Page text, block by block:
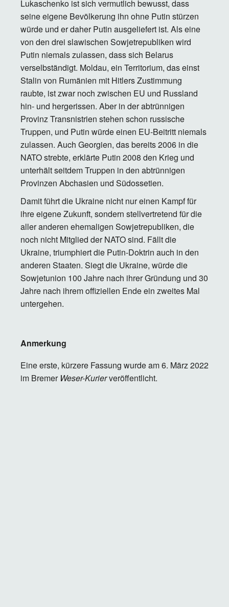
Lukaschenko ist sich vermutlich bewusst, dass
seine eigene Bevölkerung ihn ohne Putin stürzen
würde und er daher Putin ausgeliefert ist. Als eine
von den drei slawischen Sowjetrepubliken wird
Putin niemals zulassen, dass sich Belarus
verselbständigt. Moldau, ein Territorium, das einst
Stalin von Rumänien mit Hitlers Zustimmung
raubte, ist zwar noch zwischen EU und Russland
hin- und hergerissen. Aber in der abtrünnigen
Provinz Transnistrien stehen schon russische
Truppen, und Putin würde einen EU-Beitritt niemals
zulassen. Auch Georgien, das bereits 2006 in die
NATO strebte, erklärte Putin 2008 den Krieg und
unterhält seitdem Truppen in den abtrünnigen
Provinzen Abchasien und Südossetien.
Damit führt die Ukraine nicht nur einen Kampf für
ihre eigene Zukunft, sondern stellvertretend für die
aller anderen ehemaligen Sowjetrepubliken, die
noch nicht Mitglied der NATO sind. Fällt die
Ukraine, triumphiert die Putin-Doktrin auch in den
anderen Staaten. Siegt die Ukraine, würde die
Sowjetunion 100 Jahre nach ihrer Gründung und 30
Jahre nach ihrem offiziellen Ende ein zweites Mal
untergehen.
Anmerkung
Eine erste, kürzere Fassung wurde am 6. März 2022
im Bremer Weser-Kurierveröffentlicht.